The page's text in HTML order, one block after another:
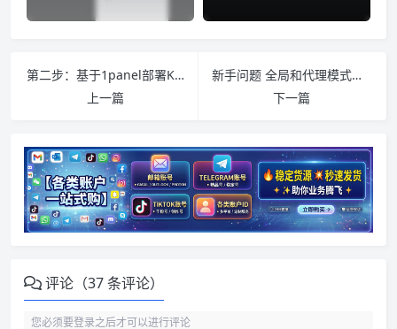
第二步：基于1panel部署Komari面板的反向代理设置
上一篇
新手问题 全局和代理模式的区别！
下一篇
评论（37 条评论）